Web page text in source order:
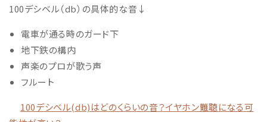
100デシベル（db）の具体的な音↓
電車が通る時のガード下
地下鉄の構内
声楽のプロが歌う声
フルート
100デシベル(db)はどのくらいの音？イヤホン難聴になる可